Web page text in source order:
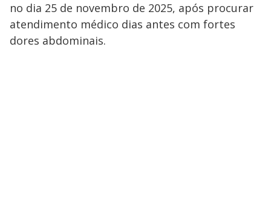
no dia 25 de novembro de 2025, após procurar
atendimento médico dias antes com fortes
dores abdominais.